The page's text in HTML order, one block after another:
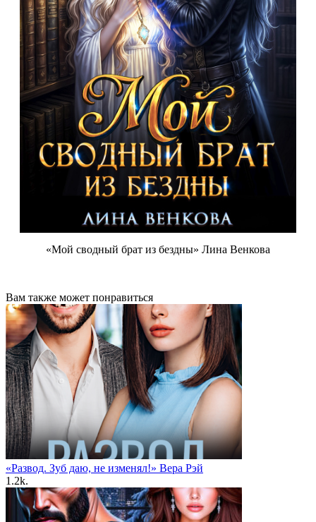
«Мой сводный брат из бездны» Лина Венкова
Вам также может понравиться
«Развод. Зуб даю, не изменял!» Вера Рэй
1.2k.